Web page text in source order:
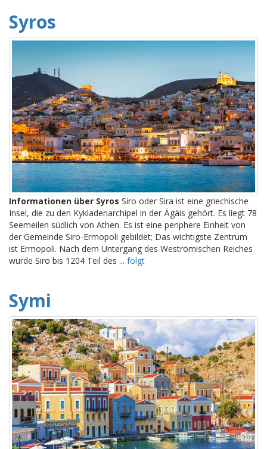
Syros
Informationen über Syros Siro oder Sira ist eine griechische
Insel, die zu den Kykladenarchipel in der Ägäis gehört. Es liegt 78
Seemeilen südlich von Athen. Es ist eine periphere Einheit von
der Gemeinde Siro-Ermopoli gebildet; Das wichtigste Zentrum
ist Ermopoli. Nach dem Untergang des Weströmischen Reiches
wurde Siro bis 1204 Teil des ... folgt
Symi